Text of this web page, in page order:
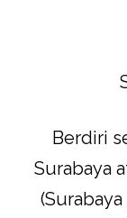
Berdiri
Surabaya